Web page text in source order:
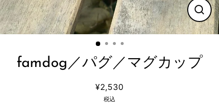
famdog／パグ／マグカップ
通
常
¥2,530
税込